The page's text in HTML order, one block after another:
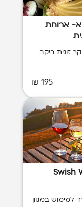
ארוחת
זוגית ביקב
195 ₪
Swish
למימוש במגוון